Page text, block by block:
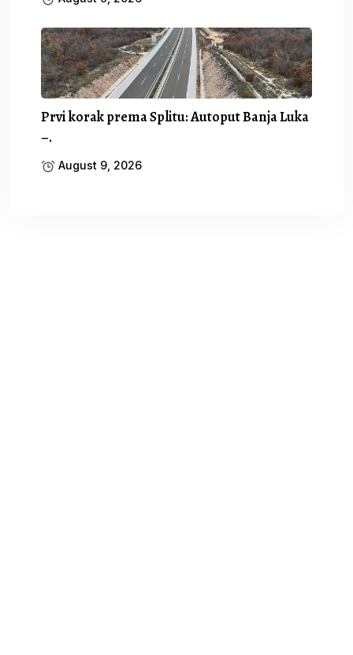
Prvi korak prema Splitu: Autoput Banja Luka
–.
August 9, 2026